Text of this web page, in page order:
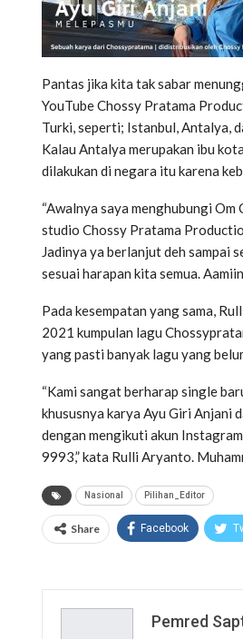
Pantas jika kita tak sabar
YouTube Chossy Pratama
Turki, seperti; Istanbul, Antalya,
Kalau Antalya merupakan ibu
dilakukan di negara itu karena
“Awalnya saya menghubungi
studio Chossy Pratama
Jadinya ya berlanjut deh sampai
sesuai harapan kita semua.
Pada kesempatan yang sama,
2021 kumpulan lagu
yang pasti banyak lagu yang
“Kami sangat berharap single
khususnya karya Ayu Giri Anjani
dengan mengikuti akun
9993,” kata Rulli Aryanto.
Nasional Pilihan_Editor
Share Facebook
Pemred